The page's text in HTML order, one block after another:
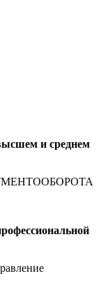
и среднем